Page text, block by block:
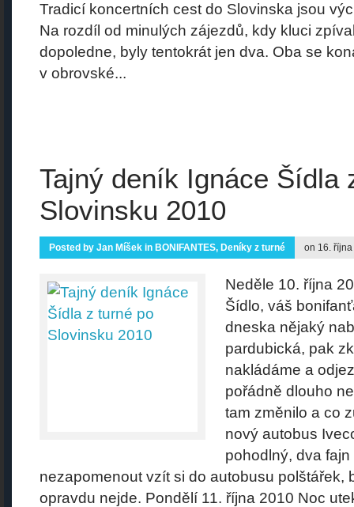
Tradicí koncertních cest do Slovinska jsou
Na rozdíl od minulých zájezdů, kdy kluci
dopoledne, byly tentokrát jen dva. Oba se
v obrovské...
Tajný deník Ignáce Šídla
Slovinsku 2010
Posted by Jan Míšek in BONIFANTES, Deníky z turné on 16.
Neděle 10. října
Šídlo, váš
dneska nějaký
pardubická, pak
nakládáme a
pořádně dlouho
tam změnilo a co
nový autobus
pohodlný, dva
nezapomenout vzít si do autobusu polštářek,
opravdu nejde. Pondělí 11. října 2010 Noc